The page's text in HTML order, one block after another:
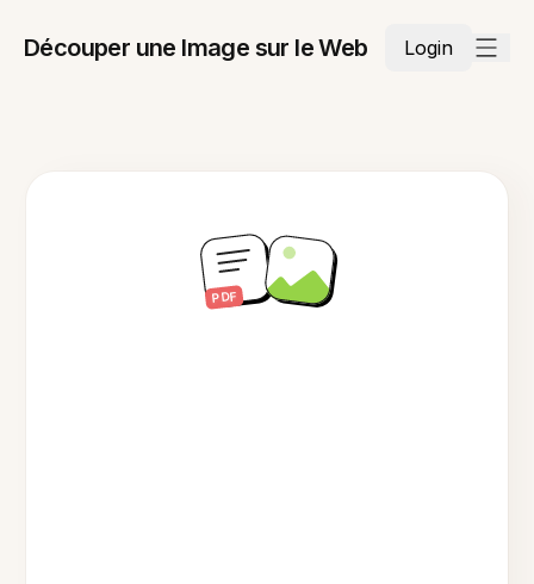
Découper une Image sur le Web Login